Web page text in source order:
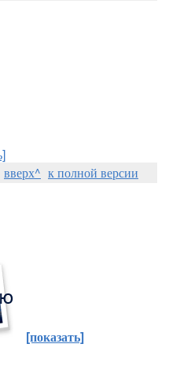
вверх^ к полной версии
[показать]